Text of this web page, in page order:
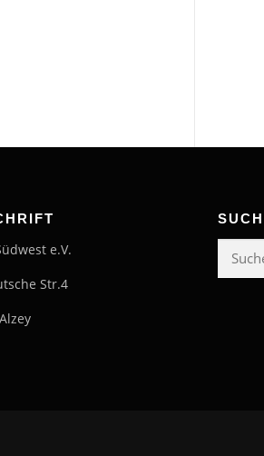
e.V.
Str.4
nach: